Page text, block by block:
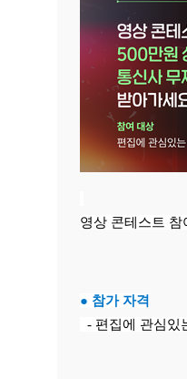
영상 콘테스트
● 참가 자격
- 편집에 관심있